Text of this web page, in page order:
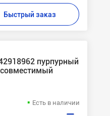
Быстрый заказ
пурпурный
Есть в наличии